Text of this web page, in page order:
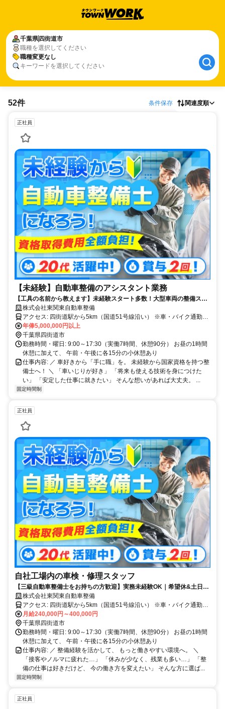
千葉県 四街道市
職種を選択してください
職種変更なし
キーワードを選択してください
52件 条件保存 関連度順
正社員
【未経験】自動車整備のアシスタント業務
【工具の名前から教えます】未経験スタート多数！大型車両の整備スキ
ルが身につく◎資格取得で収入UPも可能
株式会社東関東自動車整備
アクセス: 四街道駅から5km（国道51号線沿い） ※車・バイク通勤
OK ※駐車場完備 佐倉市、八千代市、花見川区、 稲毛区、若葉区から
の通勤も可能！
年俸5,000,000円以上
千葉県四街道市
勤務時間・曜日: 9:00～17:30（実働7時間、休憩90分） お昼の1時間
休憩に加えて、 午前・午後に各15分の小休憩あり
仕事内容: ／ 車好きから「手に職」を。 未経験から国家資格を持つ整
備士へ！ ＼ 「車いじりが好き」 「将来も使える技術を身につけた
い」 「安定した仕事に就きたい」 そんな想いがあれば大丈夫。 ...
固定時間制
正社員
自社工場内の車検・修理スタッフ
【三級自動車整備士をお持ちの方歓迎】実務未経験OK｜希望休&土日祝
休みもOK｜車通勤可｜賞与年2回｜年収500万円以上も可
株式会社東関東自動車整備
アクセス: 四街道駅から5km（国道51号線沿い） ※車・バイク通勤
OK ※駐車場完備 佐倉市、八千代市、花見川区、 稲毛区、若葉区から
の通勤も可能！
月給240,000円～400,000円
千葉県四街道市
勤務時間・曜日: 9:00～17:30（実働7時間、休憩90分） お昼の1時間
休憩に加えて、 午前・午後に各15分の小休憩あり
仕事内容: ／ 整備経験を活かして、 もっと働きやすい環境へ。 ＼
「接客やノルマに疲れた…」 「休みが少なく、残業も多い…」 「整
備の仕事は好きだけど、 今の働き方を変えたい」 そんな方に選ば...
固定時間制
正社員